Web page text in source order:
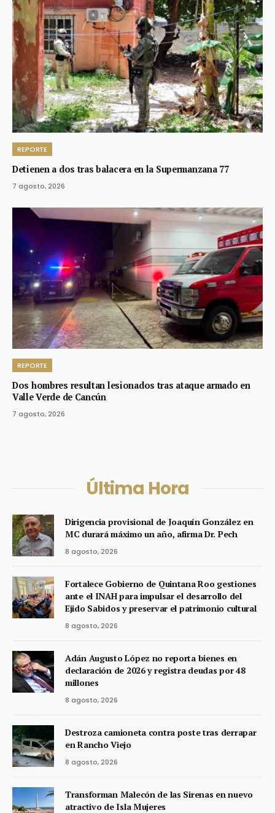
REPORTE
Detienen a dos tras balacera en la Supermanzana 77
7 agosto, 2026
REPORTE
Dos hombres resultan lesionados tras ataque armado en
Valle Verde de Cancún
7 agosto, 2026
Última Hora
Dirigencia provisional de Joaquín González en
MC durará máximo un año, afirma Dr. Pech
8 agosto, 2026
Fortalece Gobierno de Quintana Roo gestiones
ante el INAH para impulsar el desarrollo del
Ejido Sabidos y preservar el patrimonio cultural
8 agosto, 2026
Adán Augusto López no reporta bienes en
declaración de 2026 y registra deudas por 48
millones
8 agosto, 2026
Destroza camioneta contra poste tras derrapar
en Rancho Viejo
8 agosto, 2026
Transforman Malecón de las Sirenas en nuevo
atractivo de Isla Mujeres